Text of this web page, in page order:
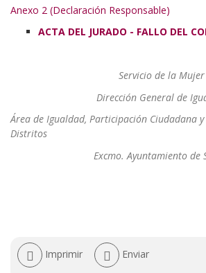
Anexo 2 (Declaración Responsable)
ACTA DEL JURADO - FALLO DEL
Servicio de la Mujer
Dirección General de
Área de Igualdad, Participación Ciudadana
Distritos
Excmo. Ayuntamiento de
Acciones
Imprimir Enviar